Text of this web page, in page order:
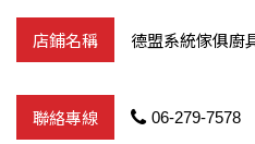
德盟系統傢俱廚
06-279-7578